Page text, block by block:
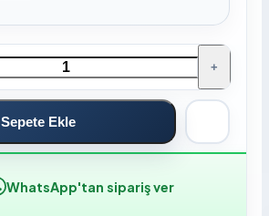
+
Sepete Ekle
WhatsApp'tan sipariş ver